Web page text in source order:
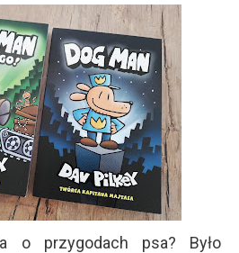
o przygodach psa? Było